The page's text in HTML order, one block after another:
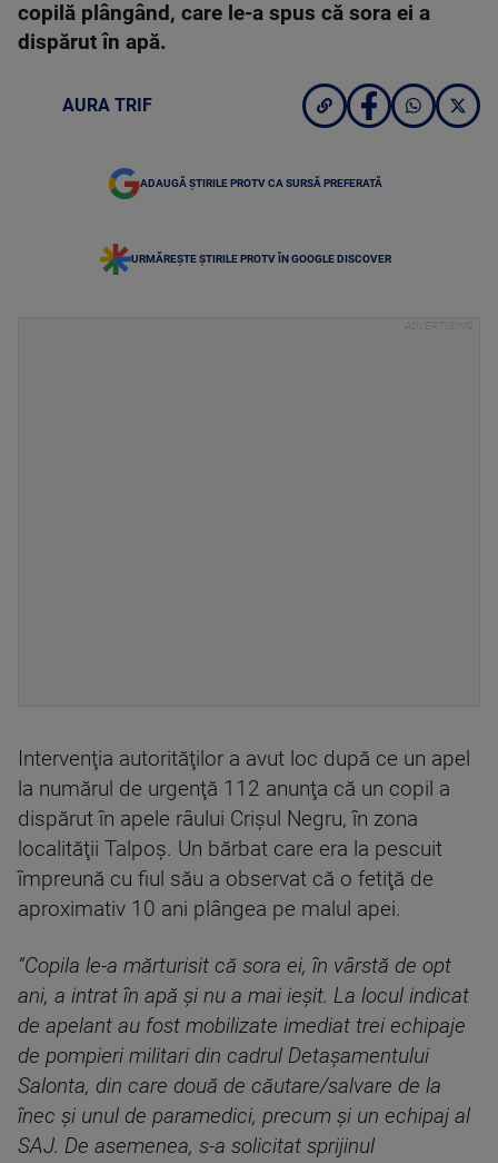
copilă plângând, care le-a spus că sora ei a
dispărut în apă.
AURA TRIF
ADAUGĂ ȘTIRILE PROTV CA SURSĂ PREFERATĂ
URMĂREȘTE ȘTIRILE PROTV ÎN GOOGLE DISCOVER
Intervenţia autorităţilor a avut loc după ce un apel
la numărul de urgenţă 112 anunţa că un copil a
dispărut în apele râului Crişul Negru, în zona
localităţii Talpoş. Un bărbat care era la pescuit
împreună cu fiul său a observat că o fetiţă de
aproximativ 10 ani plângea pe malul apei.
”Copila le-a mărturisit că sora ei, în vârstă de opt
ani, a intrat în apă şi nu a mai ieşit. La locul indicat
de apelant au fost mobilizate imediat trei echipaje
de pompieri militari din cadrul Detaşamentului
Salonta, din care două de căutare/salvare de la
înec şi unul de paramedici, precum şi un echipaj al
SAJ. De asemenea, s-a solicitat sprijinul